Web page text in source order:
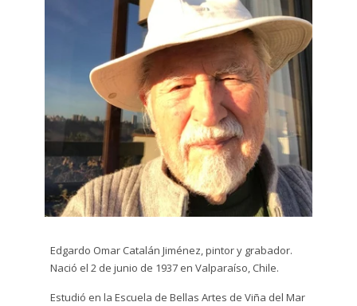
Escultura
Grabado
Gráfito
Impresión
Digital
Litografía
Serigrafía
Edgardo Omar Catalán Jiménez, pintor y grabador.
Nació el 2 de junio de 1937 en Valparaíso, Chile.
Estudió en la Escuela de Bellas Artes de Viña del Mar